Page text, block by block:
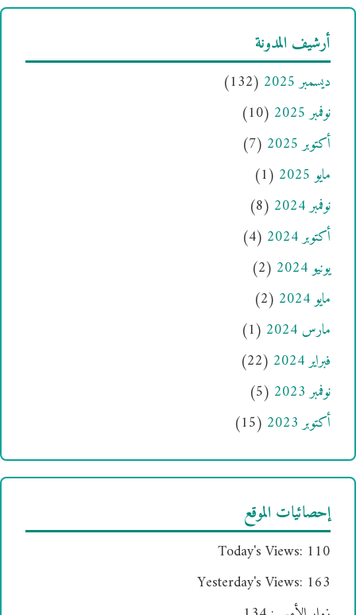
أرشيف المدونة
ديسمبر 2025
(132)
نوفمبر 2025
(10)
أكتوبر 2025
(7)
مايو 2025
(1)
نوفمبر 2024
(8)
أكتوبر 2024
(4)
يونيو 2024
(2)
مايو 2024
(2)
مارس 2024
(1)
فبراير 2024
(22)
نوفمبر 2023
(5)
أكتوبر 2023
(15)
إحصائيات الموقع
Today's Views: 110
Yesterday's Views: 163